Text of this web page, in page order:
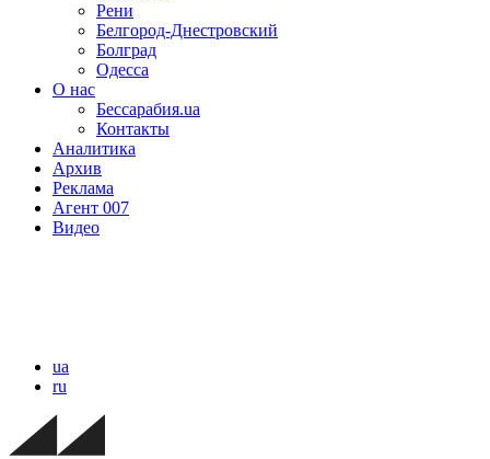
Рени
Белгород-Днестровский
Болград
Одесса
О нас
Бессарабия.ua
Контакты
Аналитика
Архив
Реклама
Агент 007
Видео
ua
ru